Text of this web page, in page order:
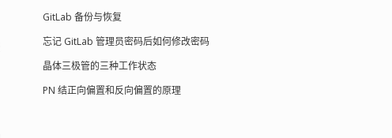
GitLab 备份与恢复
忘记 GitLab 管理员密码后如何修改密码
晶体三极管的三种工作状态
PN 结正向偏置和反向偏置的原理